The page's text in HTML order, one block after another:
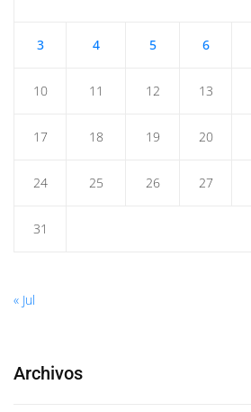
3 4 5 6
10 11 12 13
17 18 19 20
24 25 26 27
31
« Jul
Archivos